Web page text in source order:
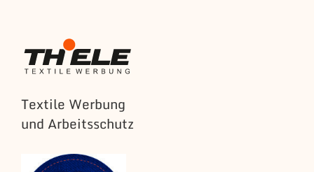
Textile Werbung
und Arbeitsschutz